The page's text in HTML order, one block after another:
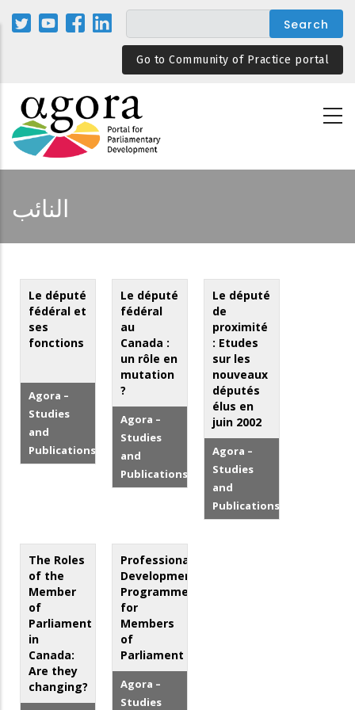
Skip
Go to Community of Practice portal
النائب
Le député
fédéral et
ses
fonctions
Agora –
Studies
and
Publications
Le député
fédéral
au
Canada :
un rôle en
mutation
?
Agora –
Studies
and
Publications
Le député
de
proximité
: Etudes
sur les
nouveaux
députés
élus en
juin 2002
Agora –
Studies
and
Publications
The Roles
of the
Member
of
Parliament
in
Canada:
Are they
changing?
Professional
Development
Programmes
for
Members
of
Parliament
Agora –
Studies